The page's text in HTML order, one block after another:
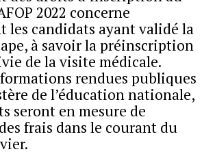
2022 concerne
les candidats ayant validé la
à savoir la préinscription
de la visite médicale.
rendues publiques
de l’éducation nationale,
seront en mesure de
frais dans le courant du